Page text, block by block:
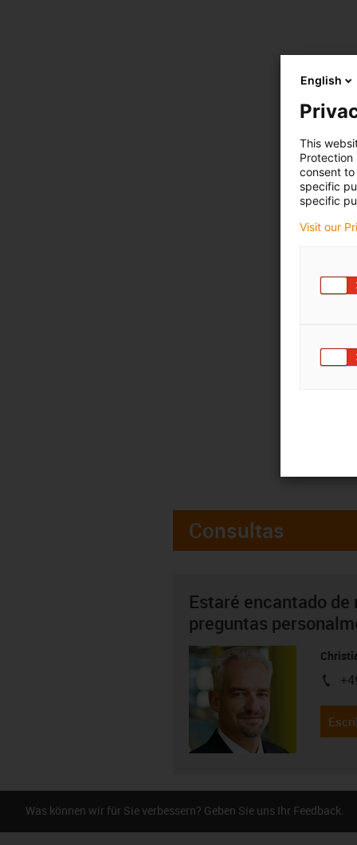
Consultas
Estaré encantado de
preguntas
igus-
Was können wir für Sie verbessern? Geben Sie uns Ihr Feedback.
English
This
Protection
consent
specific
specific
Visit our